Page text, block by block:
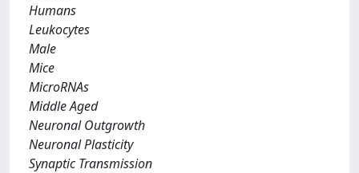
Humans
Leukocytes
Male
Mice
MicroRNAs
Middle Aged
Neuronal Outgrowth
Neuronal Plasticity
Synaptic Transmission